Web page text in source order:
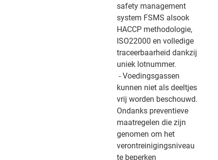
safety management
system FSMS alsook
HACCP methodologie,
ISO22000 en volledige
traceerbaarheid dankzij
uniek lotnummer.
- Voedingsgassen
kunnen niet als deeltjes
vrij worden beschouwd.
Ondanks preventieve
maatregelen die zijn
genomen om het
verontreinigingsniveau
te beperken